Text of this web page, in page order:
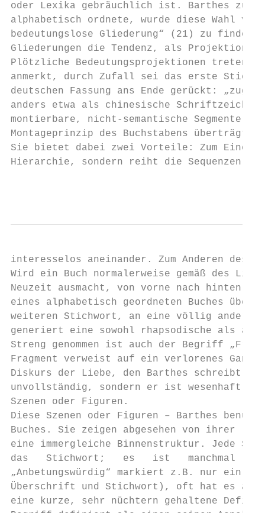
oder Lexika gebräuchlich ist. Barthes
alphabetisch ordnete, wurde diese Wahl von
bedeutungslose Gliederung“ (21) zu finden
Gliederungen die Tendenz, als
Plötzliche Bedeutungsprojektionen treten
anmerkt, durch Zufall sei das erste
deutschen Fassung ans Ende gerückt:
anders etwa als chinesische
montierbare, nicht-semantische Segmente,
Montageprinzip des Buchstabens überträgt
Sie bietet dabei zwei Vorteile: Zum Einen
Hierarchie, sondern reiht die Sequenzen
interesselos aneinander. Zum Anderen
Wird ein Buch normalerweise gemäß des
Neuzeit ausmacht, von vorne nach hinten,
eines alphabetisch geordneten Buches
weiteren Stichwort, an eine völlig andere
generiert eine sowohl rhapsodische als
Streng genommen ist auch der Begriff
Fragment verweist auf ein verlorenes
Diskurs der Liebe, den Barthes schreibt
unvollständig, sondern er ist wesenhaft
Szenen oder Figuren.
Diese Szenen oder Figuren – Barthes
Buches. Sie zeigen abgesehen von ihrer
eine immergleiche Binnenstruktur. Jede
das   Stichwort;   es   ist   manchmal
„Anbetungswürdig“ markiert z.B. nur ein
Überschrift und Stichwort), oft hat es
eine kurze, sehr nüchtern gehaltene